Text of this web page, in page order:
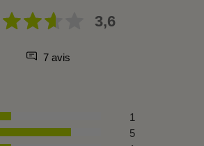
3,6
7 avis
1
5